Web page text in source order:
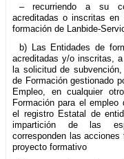
– recurriendo a su
acreditadas o inscritas
formación de Lanbide-
b) Las Entidades de
acreditadas y/o inscritas,
la solicitud de
de Formación gestionado
Empleo, en cualquier
Formación para el
el registro Estatal de
impartición de las
corresponden las
proyecto formativo